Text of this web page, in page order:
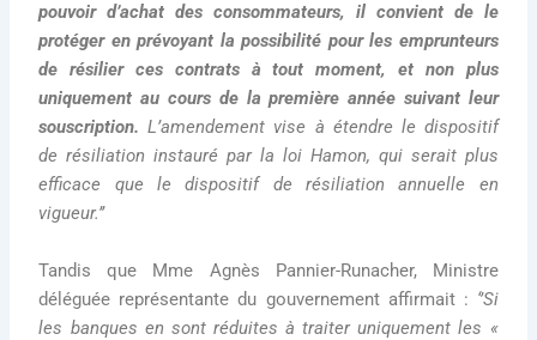
pouvoir d’achat des consommateurs, il convient de le
protéger en prévoyant la possibilité pour les emprunteurs
de résilier ces contrats à tout moment, et non plus
uniquement au cours de la première année suivant leur
souscription. L’amendement vise à étendre le dispositif
de résiliation instauré par la loi Hamon, qui serait plus
efficace que le dispositif de résiliation annuelle en
vigueur.’’
Tandis que Mme Agnès Pannier-Runacher, Ministre
déléguée représentante du gouvernement affirmait : ‘’Si
les banques en sont réduites à traiter uniquement les «